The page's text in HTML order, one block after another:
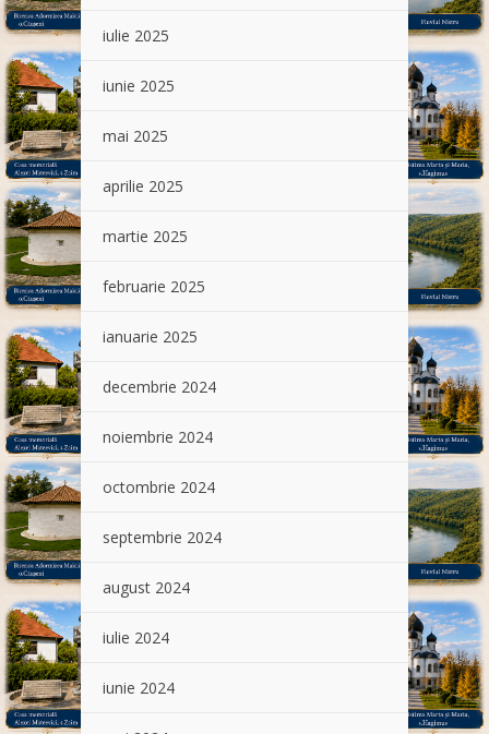
iulie 2025
iunie 2025
mai 2025
aprilie 2025
martie 2025
februarie 2025
ianuarie 2025
decembrie 2024
noiembrie 2024
octombrie 2024
septembrie 2024
august 2024
iulie 2024
iunie 2024